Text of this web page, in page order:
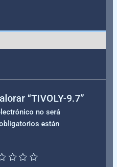
“TIVOLY-9.7”
no será
están